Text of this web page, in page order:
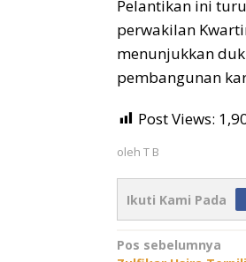
Pelantikan ini
perwakilan
menunjukkan
pembangunan
Post Views:
oleh T B
Ikuti Kami Pada
Navigasi
Pos sebelumnya